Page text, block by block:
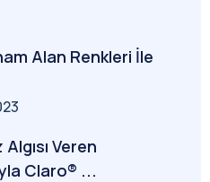
Alan Renkleri İle
Veren
Claro® ...